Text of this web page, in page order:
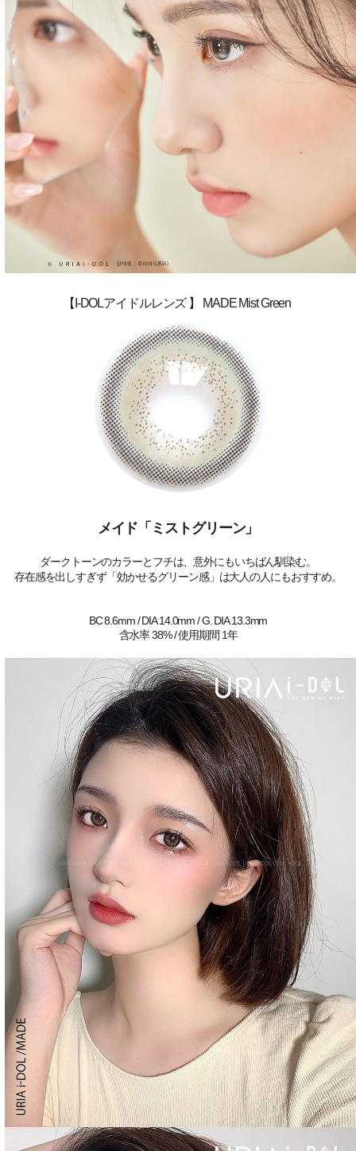
【I-DOLアイドルレンズ 】 MADE Mist Green
メイド「ミストグリーン」
ダークトーンのカラーとフチは、意外にもいちばん馴染む。
存在感を出しすぎず「効かせるグリーン感」は大人の人にもおすすめ。
BC 8.6mm / DIA 14.0mm / G. DIA 13.3mm
含水率 38% / 使用期間 1年